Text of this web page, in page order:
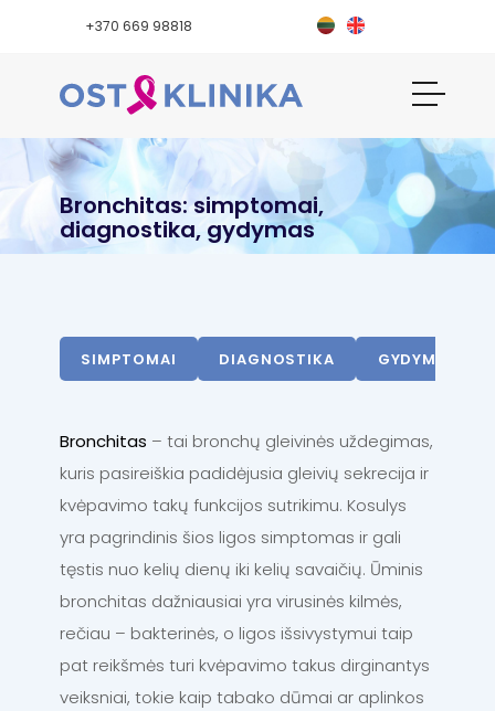
+370 669 98818
Bronchitas: simptomai,
diagnostika, gydymas
SIMPTOMAI DIAGNOSTIKA GYDYMAS
Bronchitas – tai bronchų gleivinės uždegimas,
kuris pasireiškia padidėjusia gleivių sekrecija ir
kvėpavimo takų funkcijos sutrikimu. Kosulys
yra pagrindinis šios ligos simptomas ir gali
tęstis nuo kelių dienų iki kelių savaičių. Ūminis
bronchitas dažniausiai yra virusinės kilmės,
rečiau – bakterinės, o ligos išsivystymui taip
pat reikšmės turi kvėpavimo takus dirginantys
veiksniai, tokie kaip tabako dūmai ar aplinkos